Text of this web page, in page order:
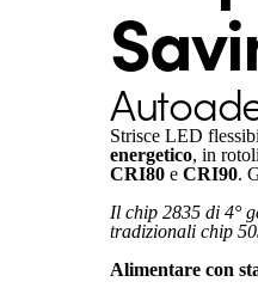
Strisce LED
energetico, in
CRI80 e CRI90.
Il chip 2835 di 4°
tradizionali chip
Alimentare con